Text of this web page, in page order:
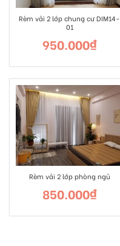
Rèm vải 2 lớp chung cư DIM14-
01
950.000₫
Rèm vải 2 lớp phòng ngủ
850.000₫